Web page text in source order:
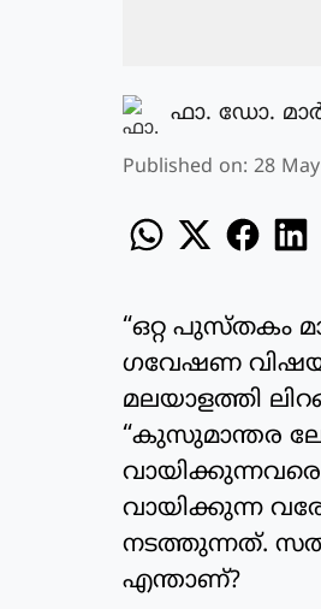
ഫാ. ഡോ.
Published on: 28
“ഒറ്റ പുസ്തകം
ഗവേഷണ
മലയാളത്തി
“കുസുമാന്തര
വായിക്കുന്ന
നടത്തുന്നത്.
എന്താണ്?